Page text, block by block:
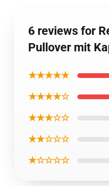
6 reviews for
Pullover mit
★★★★★
★★★★☆
★★★☆☆
★★☆☆☆
★☆☆☆☆